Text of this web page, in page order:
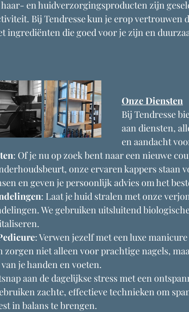
en huidverzorgingsproducten zijn
Bij Tendresse kun je erop vertrouwen
ingrediënten die goed voor je zijn en
Onze Diensten
Bij Tendresse
aan diensten,
en aandacht
: Of je nu op zoek bent naar een nieuwe
onze ervaren kappers staan
en geven je persoonlijk advies om het
: Laat je huid stralen met onze
We gebruiken uitsluitend
: Verwen jezelf met een luxe
zorgen niet alleen voor prachtige nagels,
je handen en voeten.
aan de dagelijkse stress met een
zachte, effectieve technieken om
in balans te brengen.